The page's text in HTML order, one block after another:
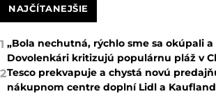
NAJČÍTANEJŠIE
1 „Bola nechutná, rýchlo sme sa okúpali a
Dovolenkári kritizujú populárnu pláž v
2Tesco prekvapuje a chystá novú
nákupnom centre doplní Lidl a Kaufland